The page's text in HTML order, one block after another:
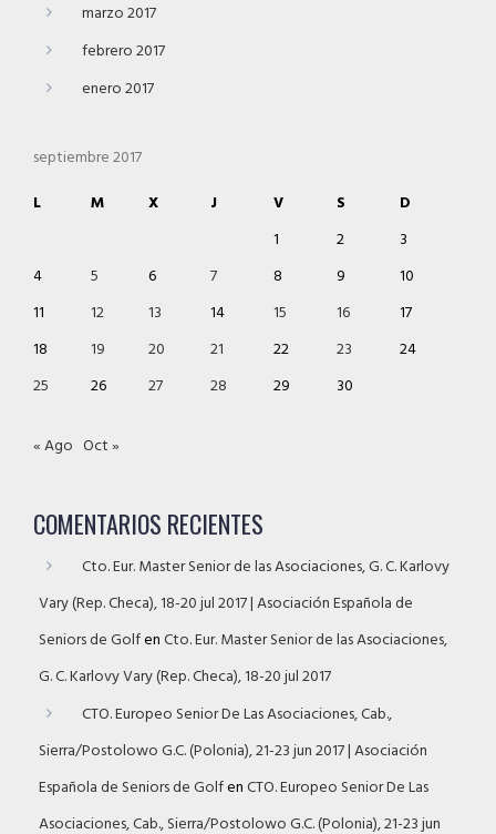
marzo 2017
febrero 2017
enero 2017
septiembre 2017
L
M X J V S
D
1
2
3
4
5 6 7 8 9
10
11
12 13 14 15 16
17
18
19 20 21 22 23
24
25
26 27 28 29 30
« Ago Oct »
COMENTARIOS RECIENTES
Cto. Eur. Master Senior de las Asociaciones, G. C. Karlovy
Vary (Rep. Checa), 18-20 jul 2017 | Asociación Española de
Seniors de GolfenCto. Eur. Master Senior de las Asociaciones,
G. C. Karlovy Vary (Rep. Checa), 18-20 jul 2017
CTO. Europeo Senior De Las Asociaciones, Cab.,
Sierra/Postolowo G.C. (Polonia), 21-23 jun 2017 | Asociación
Española de Seniors de GolfenCTO. Europeo Senior De Las
Asociaciones, Cab., Sierra/Postolowo G.C. (Polonia), 21-23 jun